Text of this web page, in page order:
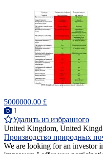
5000000.00 £
1
Удалить из избранного
United Kingdom, United
Производство природных
We are looking for an investor